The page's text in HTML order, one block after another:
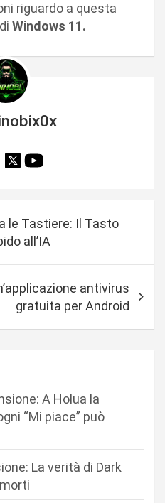
riguardo a questa
Windows 11.
le Tastiere: Il Tasto
all’IA
antivirus
gratuita per Android
A Holua la
“Mi piace” può
La verità di Dark